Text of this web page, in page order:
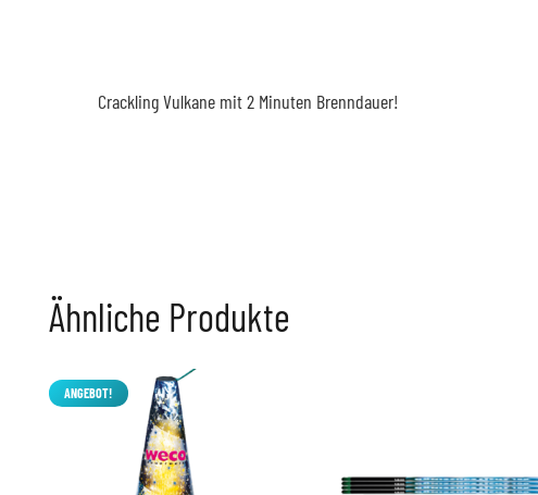
Crackling Vulkane mit 2 Minuten Brenndauer!
Ähnliche Produkte
ANGEBOT!